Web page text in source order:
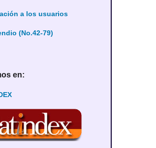
a los usuarios
(No.42-79)
en: